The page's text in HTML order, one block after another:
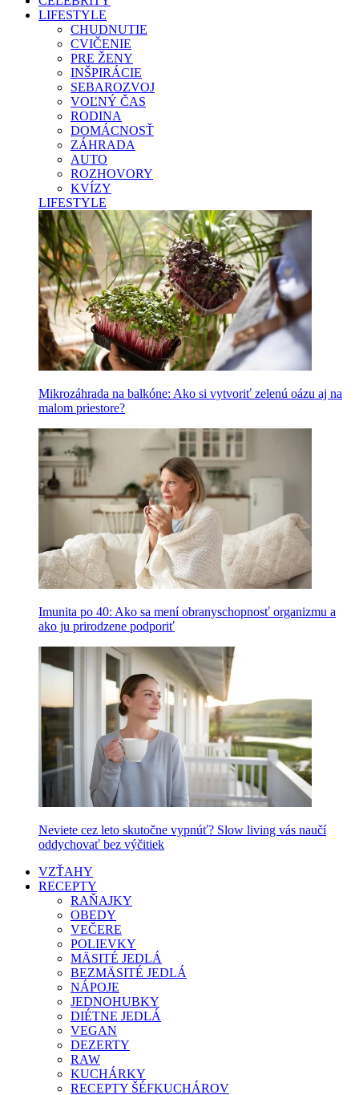
LIFESTYLE
CHUDNUTIE
CVIČENIE
PRE ŽENY
INŠPIRÁCIE
SEBAROZVOJ
VOĽNÝ ČAS
RODINA
DOMÁCNOSŤ
ZÁHRADA
AUTO
ROZHOVORY
KVÍZY
LIFESTYLE
Mikrozáhrada na balkóne: Ako si vytvoriť zelenú oázu aj na
malom priestore?
Imunita po 40: Ako sa mení obranyschopnosť organizmu a
ako ju prirodzene podporiť
Neviete cez leto skutočne vypnúť? Slow living vás naučí
oddychovať bez výčitiek
VZŤAHY
RECEPTY
RAŇAJKY
OBEDY
VEČERE
POLIEVKY
MÄSITÉ JEDLÁ
BEZMÄSITÉ JEDLÁ
NÁPOJE
JEDNOHUBKY
DIÉTNE JEDLÁ
VEGAN
DEZERTY
RAW
KUCHÁRKY
RECEPTY ŠÉFKUCHÁROV